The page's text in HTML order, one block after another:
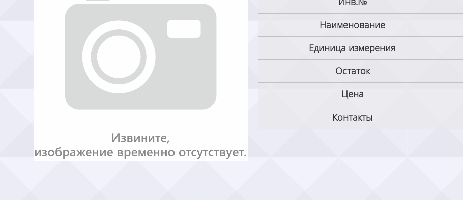
Наименование
Единица измерения
Остаток
Цена
Контакты